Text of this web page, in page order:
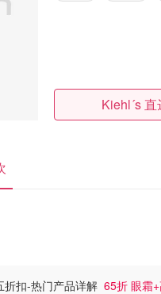
Kiehl´s 直
折扣-热门产品详解 65折 眼霜